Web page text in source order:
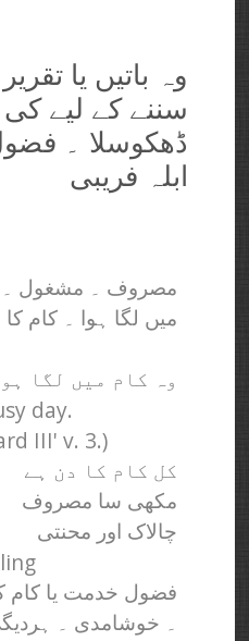
وہ باتیں یا
سننے کے لیے کی
ڈھکوسلا ۔
ابلہ فریبی
مصروف ۔ مشغول ۔
میں لگا ہوا ۔ کام کا
وہ کام میں لگا
day.
III' v. 3.)
کل کام کا دن ہے
مکھی سا مصروف
چالاک اور محنتی
فضول خدمت یا کام
۔ خوشامدی ۔